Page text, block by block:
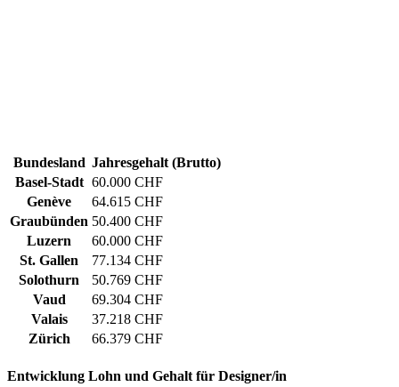
Bundesland Jahresgehalt (Brutto)
Basel-Stadt 60.000 CHF
Genève
64.615 CHF
Graubünden 50.400 CHF
Luzern
60.000 CHF
St. Gallen
77.134 CHF
Solothurn
50.769 CHF
Vaud
69.304 CHF
Valais
37.218 CHF
Zürich
66.379 CHF
Entwicklung Lohn und Gehalt für Designer/in